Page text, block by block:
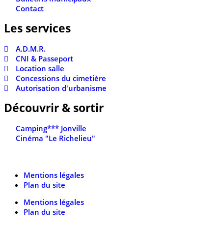
Contact
Les services
A.D.M.R.
CNI & Passeport
Location salle
Concessions du cimetière
Autorisation d'urbanisme
Découvrir & sortir
Camping*** Jonville
Cinéma "Le Richelieu"
Mentions légales
Plan du site
Mentions légales
Plan du site